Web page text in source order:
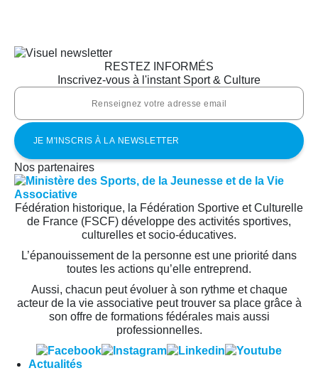
RESTEZ INFORMÉS
Inscrivez-vous à l'instant Sport & Culture
Nos partenaires
Fédération historique, la Fédération Sportive et Culturelle
de France (FSCF) développe des activités sportives,
culturelles et socio-éducatives.
L’épanouissement de la personne est une priorité dans
toutes les actions qu’elle entreprend.
Aussi, chacun peut évoluer à son rythme et chaque
acteur de la vie associative peut trouver sa place grâce à
son offre de formations fédérales mais aussi
professionnelles.
Actualités